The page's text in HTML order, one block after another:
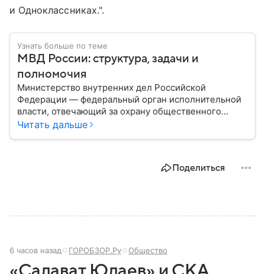
и Одноклассниках.".
Узнать больше по теме
МВД России: структура, задачи и
полномочия
Министерство внутренних дел Российской
Федерации — федеральный орган исполнительной
власти, отвечающий за охрану общественного
порядка, борьбу с преступностью, обеспечение
России, какие задачи выполняет министерство, как
Читать дальше
Поделиться
6 часов назад ГОРОБЗОР.Ру Общество